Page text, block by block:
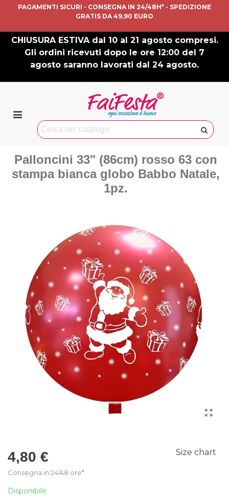
PAGAMENTI SICURI - CONSEGNA IN 24/48H* - SPEDIZIONE
GRATIS DA 49,90 EURO
CHIUSURA ESTIVA dal 10 al 21 agosto compresi.
Gli ordini ricevuti dopo le ore 12:00 del 7
agosto saranno lavorati dal 24 agosto.
Palloncini 33" (86cm) rosso 63 con
stampa bianca globo Babbo Natale,
1pz.
4,80 €
Consegna in 24/48 ore*
Size chart
Disponibile